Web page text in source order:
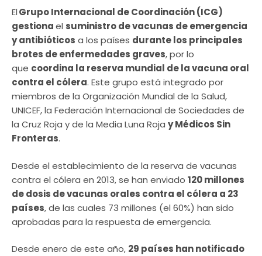
ElGrupo Internacional de Coordinación (ICG)
gestionael suministro de vacunas de emergencia
y antibióticos a los países durante los principales
brotes de enfermedades graves, por lo
que coordina la reserva mundial de la vacuna oral
contra el cólera. Este grupo está integrado por
miembros de la Organización Mundial de la Salud,
UNICEF, la Federación Internacional de Sociedades de
la Cruz Roja y de la Media Luna Roja y Médicos Sin
Fronteras.
Desde el establecimiento de la reserva de vacunas
contra el cólera en 2013, se han enviado 120 millones
de dosis de vacunas orales contra el cólera a 23
países, de las cuales 73 millones (el 60%) han sido
aprobadas para la respuesta de emergencia.
Desde enero de este año, 29 países han notificado